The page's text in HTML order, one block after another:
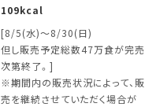
109kcal
[8/5(水)～8/30(日)
但し販売予定総数47万食が完売
次第終了。]
※期間内の販売状況によって、販
売を継続させていただく場合が